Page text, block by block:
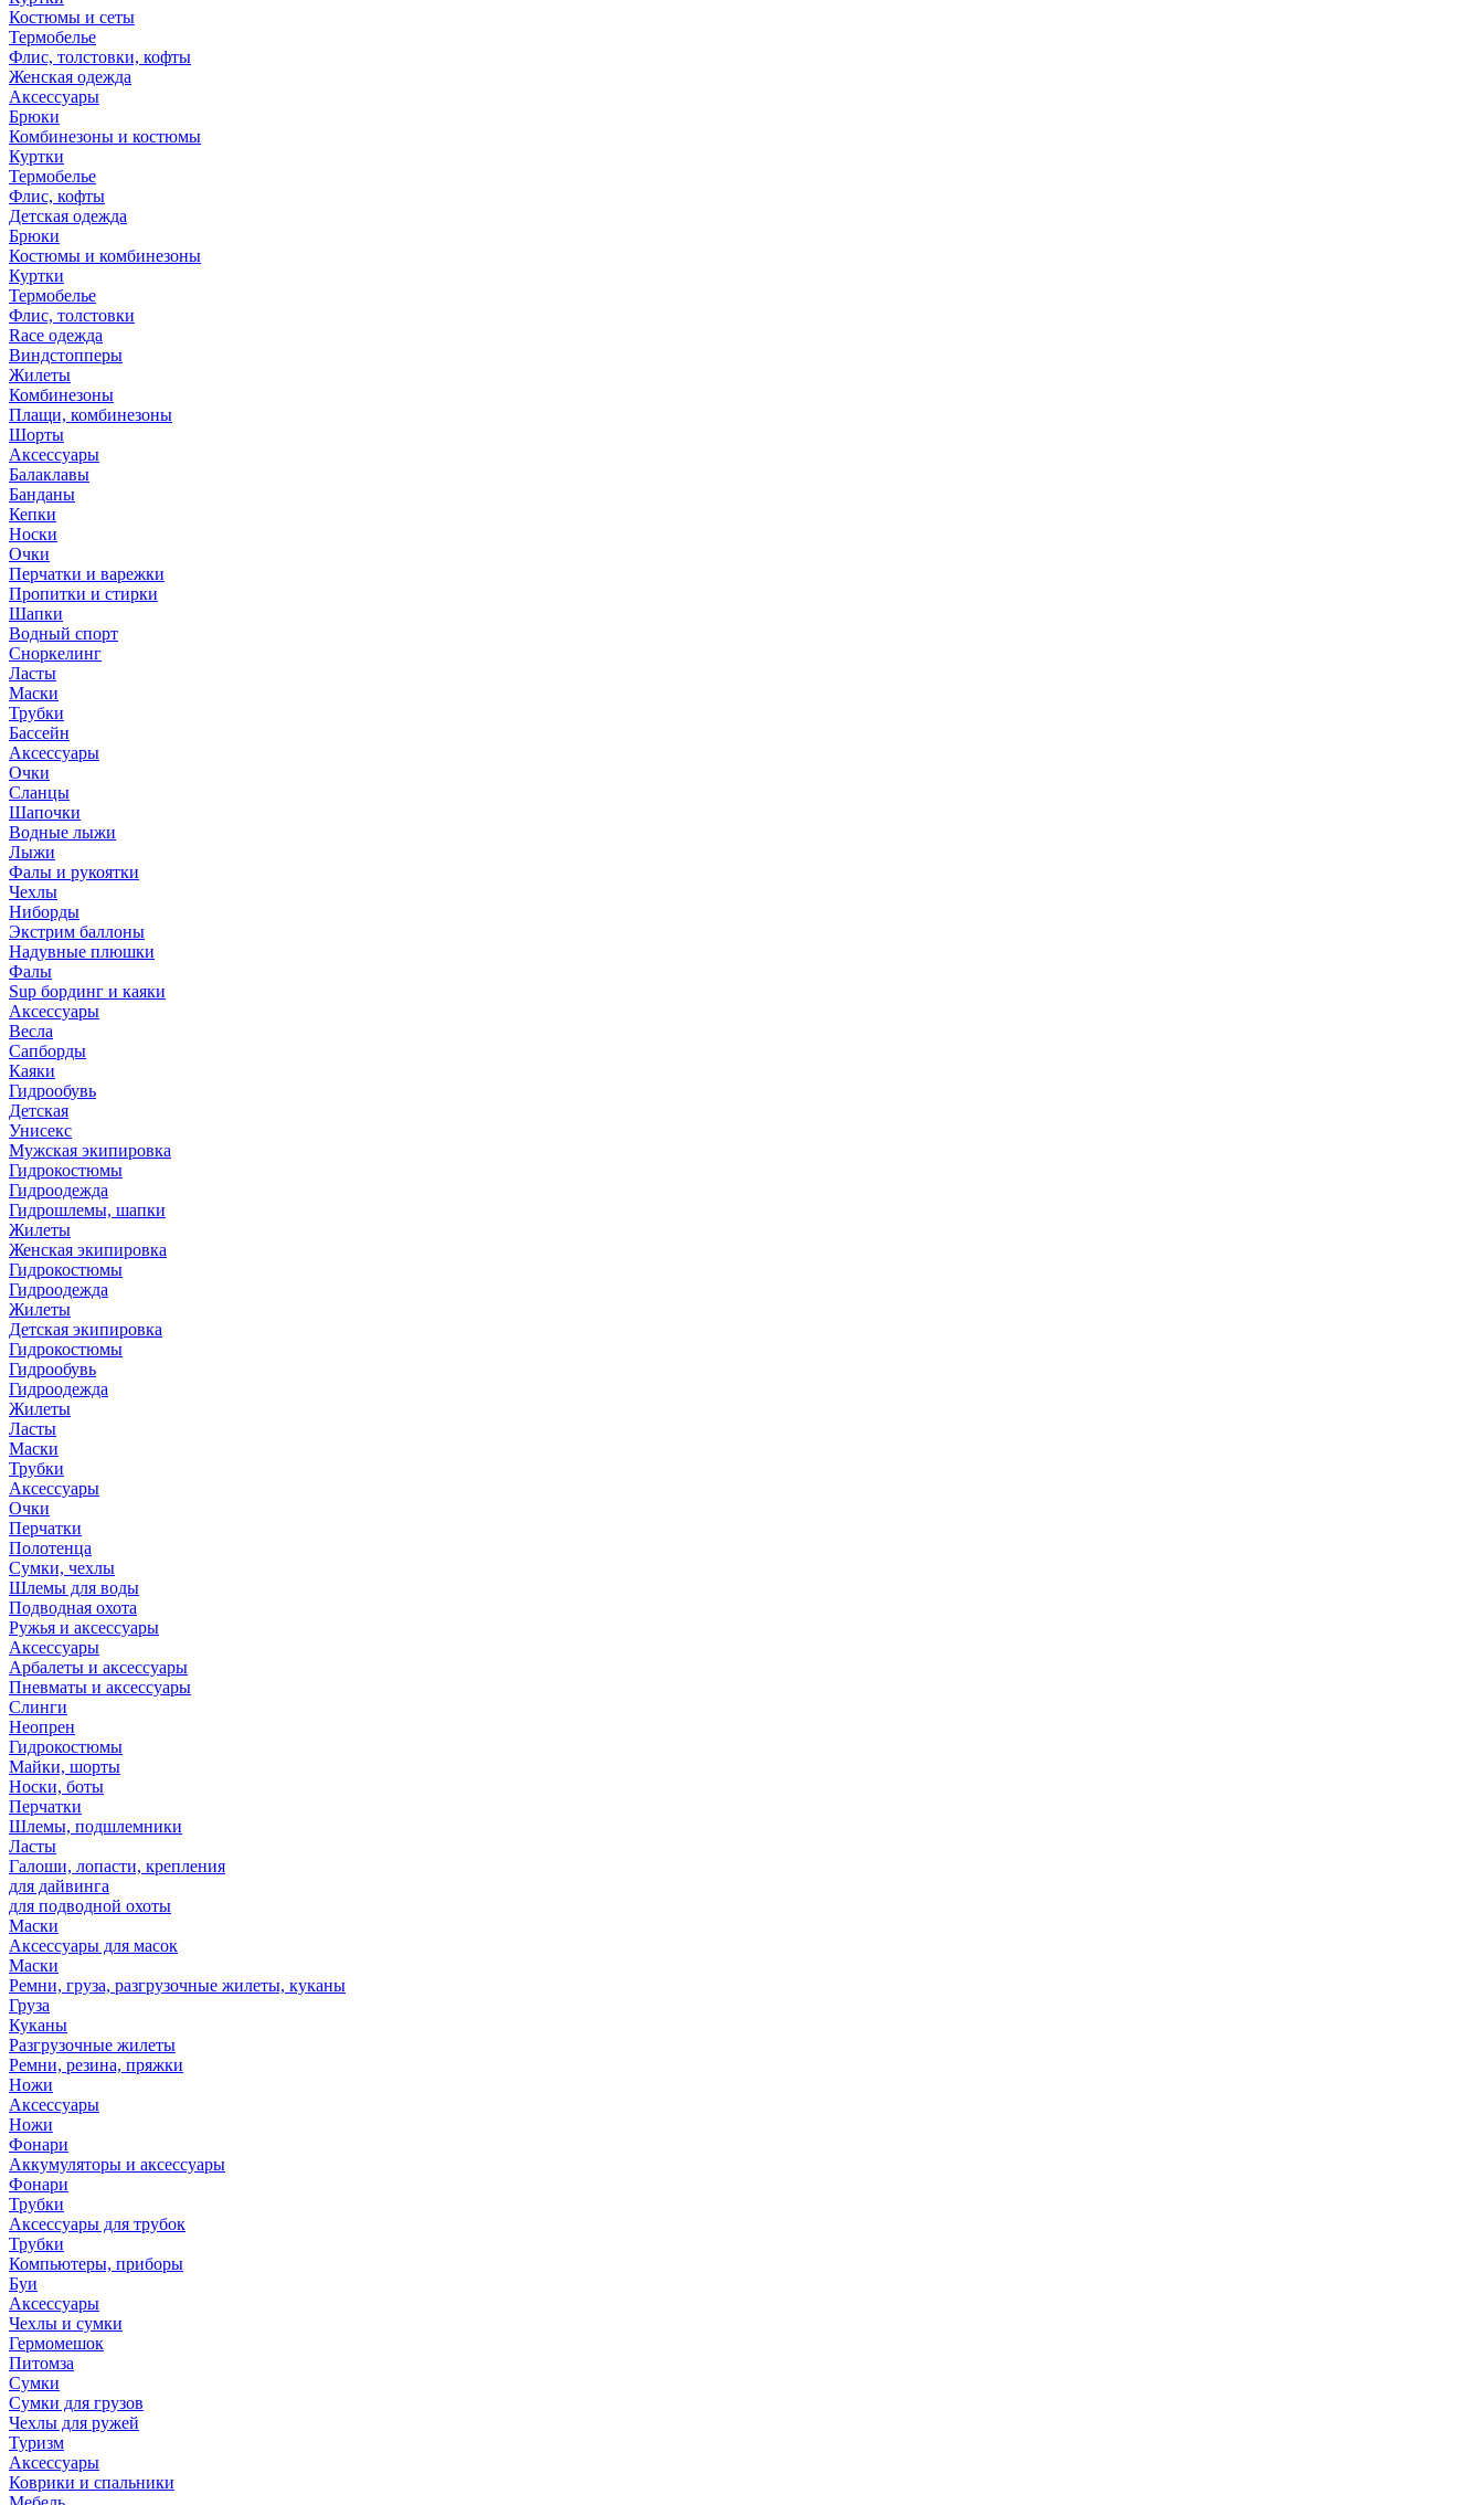
Костюмы и сеты
Термобелье
Флис, толстовки, кофты
Женская одежда
Аксессуары
Брюки
Комбинезоны и костюмы
Куртки
Термобелье
Флис, кофты
Детская одежда
Брюки
Костюмы и комбинезоны
Куртки
Термобелье
Флис, толстовки
Race одежда
Виндстопперы
Жилеты
Комбинезоны
Плащи, комбинезоны
Шорты
Аксессуары
Балаклавы
Банданы
Кепки
Носки
Очки
Перчатки и варежки
Пропитки и стирки
Шапки
Водный спорт
Сноркелинг
Ласты
Маски
Трубки
Бассейн
Аксессуары
Очки
Сланцы
Шапочки
Водные лыжи
Лыжи
Фалы и рукоятки
Чехлы
Ниборды
Экстрим баллоны
Надувные плюшки
Фалы
Sup бординг и каяки
Аксессуары
Весла
Сапборды
Каяки
Гидрообувь
Детская
Унисекс
Мужская экипировка
Гидрокостюмы
Гидроодежда
Гидрошлемы, шапки
Жилеты
Женская экипировка
Гидрокостюмы
Гидроодежда
Жилеты
Детская экипировка
Гидрокостюмы
Гидрообувь
Гидроодежда
Жилеты
Ласты
Маски
Трубки
Аксессуары
Очки
Перчатки
Полотенца
Сумки, чехлы
Шлемы для воды
Подводная охота
Ружья и аксессуары
Аксессуары
Арбалеты и аксессуары
Пневматы и аксессуары
Слинги
Неопрен
Гидрокостюмы
Майки, шорты
Носки, боты
Перчатки
Шлемы, подшлемники
Ласты
Галоши, лопасти, крепления
для дайвинга
для подводной охоты
Маски
Аксессуары для масок
Маски
Ремни, груза, разгрузочные жилеты, куканы
Груза
Куканы
Разгрузочные жилеты
Ремни, резина, пряжки
Ножи
Аксессуары
Ножи
Фонари
Аккумуляторы и аксессуары
Фонари
Трубки
Аксессуары для трубок
Трубки
Компьютеры, приборы
Буи
Аксессуары
Чехлы и сумки
Гермомешок
Питомза
Сумки
Сумки для грузов
Чехлы для ружей
Туризм
Аксессуары
Коврики и спальники